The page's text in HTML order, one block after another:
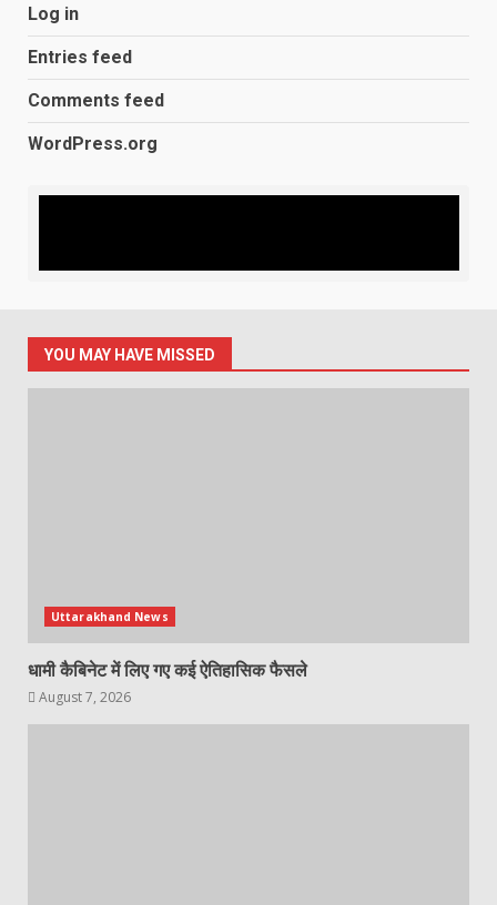
Log in
Entries feed
Comments feed
WordPress.org
YOU MAY HAVE MISSED
Uttarakhand News
धामी कैबिनेट में लिए गए कई ऐतिहासिक फैसले
August 7, 2026